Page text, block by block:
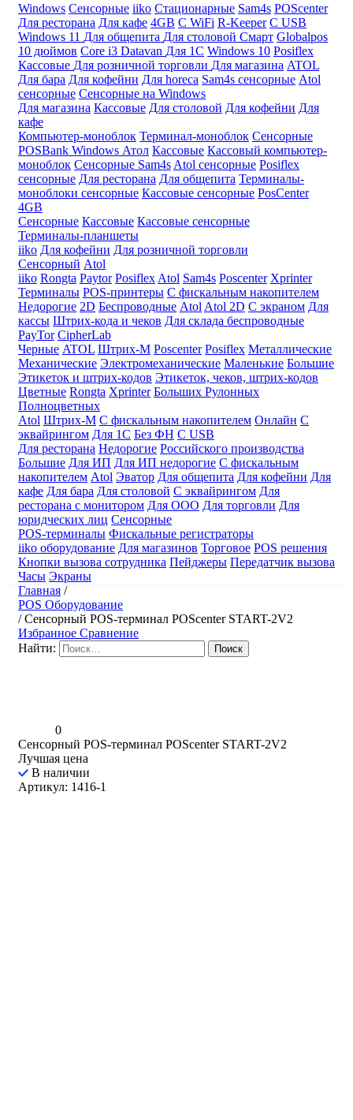
Windows Сенсорные iiko Стационарные Sam4s POScenter
Для ресторана Для кафе 4GB С WiFi R-Keeper С USB
Windows 11 Для общепита Для столовой Смарт Globalpos
10 дюймов Core i3 Datavan Для 1С Windows 10 Posiflex
Кассовые Для розничной торговли Для магазина ATOL
Для бара Для кофейни Для horeca Sam4s сенсорные Atol
сенсорные Сенсорные на Windows
Для магазина Кассовые Для столовой Для кофейни Для
кафе
Компьютер-моноблок Терминал-моноблок Сенсорные
POSBank Windows Атол Кассовые Кассовый компьютер-
моноблок Сенсорные Sam4s Atol сенсорные Posiflex
сенсорные Для ресторана Для общепита Терминалы-
моноблоки сенсорные Кассовые сенсорные PosCenter
4GB
Сенсорные Кассовые Кассовые сенсорные
Терминалы-планшеты
iiko Для кофейни Для розничной торговли
Сенсорный Atol
iiko Rongta Paytor Posiflex Atol Sam4s Poscenter Xprinter
Терминалы POS-принтеры С фискальным накопителем
Недорогие 2D Беспроводные Atol Atol 2D С экраном Для
кассы Штрих-кода и чеков Для склада беспроводные
PayTor CipherLab
Черные ATOL Штрих-М Poscenter Posiflex Металлические
Механические Электромеханические Маленькие Большие
Этикеток и штрих-кодов Этикеток, чеков, штрих-кодов
Цветные Rongta Xprinter Больших Рулонных
Полноцветных
Atol Штрих-М С фискальным накопителем Онлайн С
эквайрингом Для 1С Без ФН С USB
Для ресторана Недорогие Российского производства
Большие Для ИП Для ИП недорогие С фискальным
накопителем Atol Эватор Для общепита Для кофейни Для
кафе Для бара Для столовой С эквайрингом Для
ресторана с монитором Для ООО Для торговли Для
юридческих лиц Сенсорные
POS-терминалы Фискальные регистраторы
iiko оборудование Для магазинов Торговое POS решения
Кнопки вызова сотрудника Пейджеры Передатчик вызова
Часы Экраны
Главная /
POS Оборудование
/Сенсорный POS-терминал POScenter START-2V2
Избранное Сравнение
Найти:
0
Сенсорный POS-терминал POScenter START-2V2
Лучшая цена
В наличии
Артикул: 1416-1